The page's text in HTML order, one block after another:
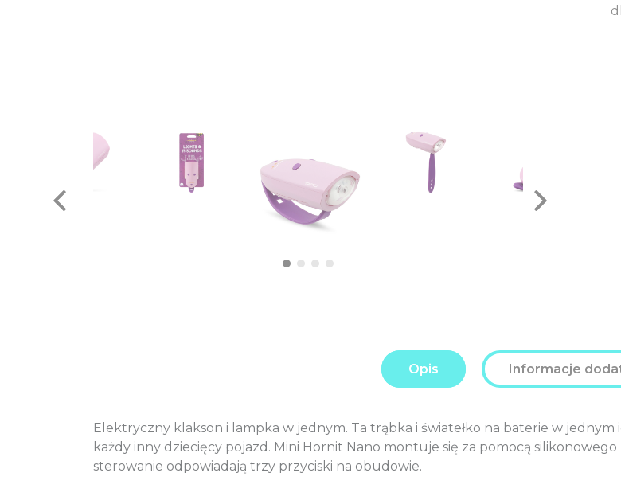
Opis Informacje
Elektryczny klakson i lampka w jednym. Ta trąbka i światełko na baterie w
każdy inny dziecięcy pojazd. Mini Hornit Nano montuje się za pomocą silikonowego
sterowanie odpowiadają trzy przyciski na obudowie.